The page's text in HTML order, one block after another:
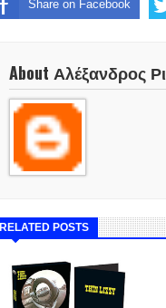
Share on Facebook
About Αλέξανδρος
RELATED POSTS